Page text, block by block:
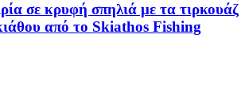
σε κρυφή σπηλιά με τα τιρκουάζ
από το Skiathos Fishing